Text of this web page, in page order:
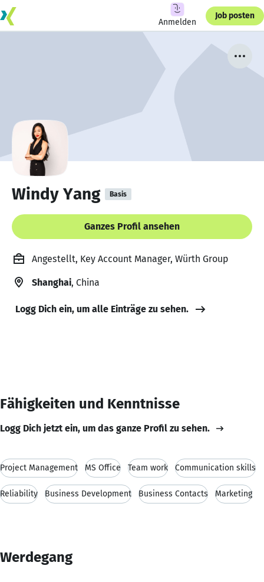
Anmelden
Job posten
Windy Yang Basis
Ganzes Profil ansehen
Angestellt, Key Account Manager, Würth Group
Shanghai, China
Logg Dich ein, um alle Einträge zu sehen.
Fähigkeiten und Kenntnisse
Logg Dich jetzt ein, um das ganze Profil zu sehen.
Project Management MS Office Team work Communication skills
Reliability Business Development Business Contacts Marketing
Werdegang